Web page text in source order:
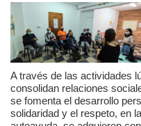
A través de las actividades
consolidan relaciones
se fomenta el desarrollo
solidaridad y el respeto, en